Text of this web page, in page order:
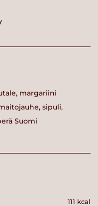
margariini
sipuli,
Suomi
111 kcal